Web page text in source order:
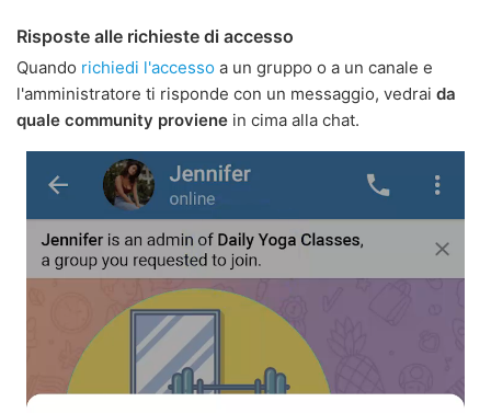
Risposte alle richieste di accesso
Quando richiedi l'accesso a un gruppo o a un canale e
l'amministratore ti risponde con un messaggio, vedrai da
quale community proviene in cima alla chat.